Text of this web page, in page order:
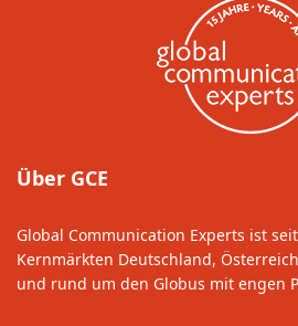
Über GCE
Global Communication Experts ist
Kernmärkten Deutschland,
und rund um den Globus mit engen